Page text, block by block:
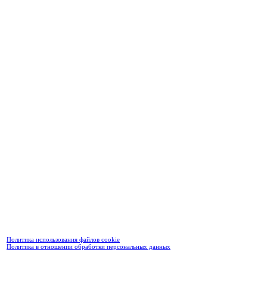
Политика использования файлов cookie
Политика в отношении обработки персональных данных